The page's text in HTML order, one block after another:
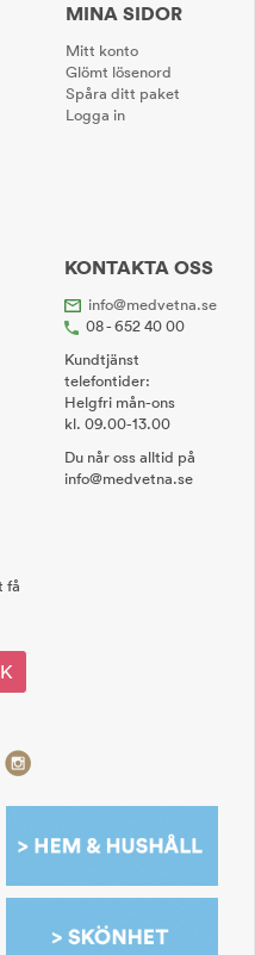
MINA SIDOR
Mitt konto
Glömt lösenord
Spåra ditt paket
Logga in
KONTAKTA OSS
info@medvetna.se
08 - 652 40 00
Kundtjänst
telefontider:
Helgfri mån-ons
kl. 09.00-13.00
Du når oss alltid på
info@medvetna.se
få